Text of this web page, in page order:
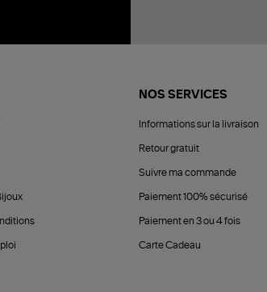
NOS SERVICES
Informations sur la livraison
Retour gratuit
Suivre ma commande
Paiement 100% sécurisé
Paiement en 3 ou 4 fois
Carte Cadeau